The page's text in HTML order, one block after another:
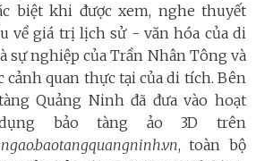
biệt khi được xem, nghe thuyết
về giá trị lịch sử - văn hóa của di
sự nghiệp của Trần Nhân Tông và
cảnh quan thực tại của di tích. Bên
Quảng Ninh đã đưa vào hoạt
bảo tàng ảo 3D trên
, toàn bộ